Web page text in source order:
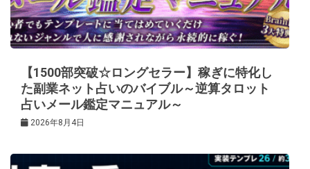
【1500部突破☆ロングセラー】稼ぎに特化し
た副業ネット占いのバイブル～逆算タロット
占いメール鑑定マニュアル～
2026年8月4日